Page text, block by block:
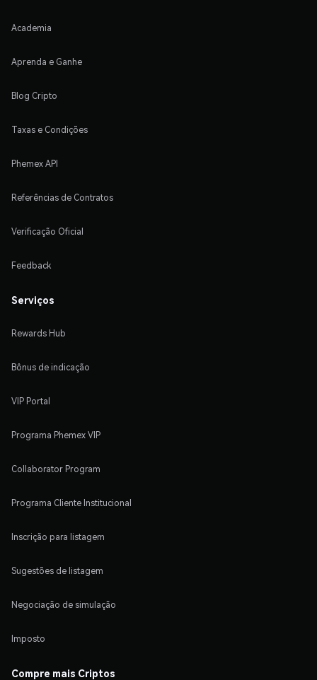
Academia
Aprenda e Ganhe
Blog Cripto
Taxas e Condições
Phemex API
Referências de Contratos
Verificação Oficial
Feedback
Serviços
Rewards Hub
Bônus de indicação
VIP Portal
Programa Phemex VIP
Collaborator Program
Programa Cliente Institucional
Inscrição para listagem
Sugestões de listagem
Negociação de simulação
Imposto
Compre mais Criptos